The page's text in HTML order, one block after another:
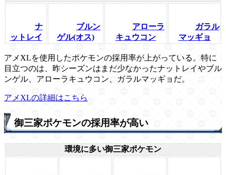
ナ
ットレイ
ブルン
ゲル(オス)
アローラ
キュウコン
ガラル
マッギョ
アメXLを使用したポケモンの採用率が上がっている。特に
目立つのは、昨シーズンはまだ少なかったナットレイやブル
ンゲル、アローラキュウコン、ガラルマッギョだ。
アメXLの詳細はこちら
御三家ポケモンの採用率が高い
環境に多い御三家ポケモン